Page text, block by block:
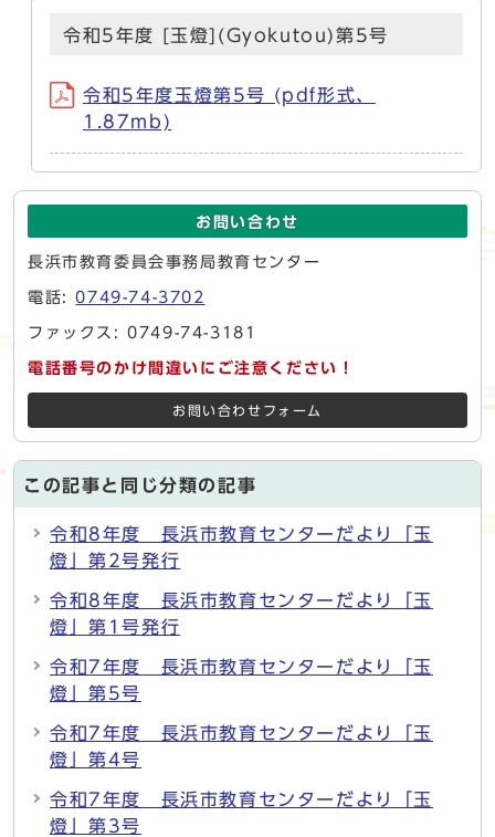
令和5年度 [玉燈](Gyokutou)第5号
令和5年度玉燈第5号 (pdf形式、
1.87mb)
お問い合わせ
長浜市教育委員会事務局教育センター
電話:0749-74-3702
ファックス: 0749-74-3181
電話番号のかけ間違いにご注意ください！
お問い合わせフォーム
この記事と同じ分類の記事
令和8年度 長浜市教育センターだより「玉
燈」第2号発行
令和8年度 長浜市教育センターだより「玉
燈」第1号発行
令和7年度 長浜市教育センターだより「玉
燈」第5号
令和7年度 長浜市教育センターだより「玉
燈」第4号
令和7年度 長浜市教育センターだより「玉
燈」第3号